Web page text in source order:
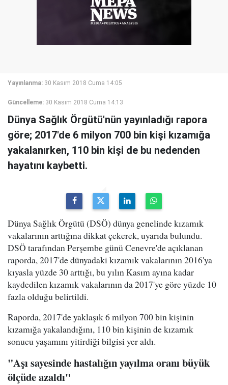
Yayınlanma: 30 Kasım 2018 Cuma 14:05
Güncelleme: 30 Kasım 2018 Cuma 14:13
Dünya Sağlık Örgütü'nün yayınladığı rapora
göre; 2017'de 6 milyon 700 bin kişi kızamığa
yakalanırken, 110 bin kişi de bu nedenden
hayatını kaybetti.
Dünya Sağlık Örgütü (DSÖ) dünya genelinde kızamık
vakalarının arttığına dikkat çekerek, uyarıda bulundu.
DSÖ tarafından Perşembe günü Cenevre'de açıklanan
raporda, 2017'de dünyadaki kızamık vakalarının 2016'ya
kıyasla yüzde 30 arttığı, bu yılın Kasım ayına kadar
kaydedilen kızamık vakalarının da 2017'ye göre yüzde 10
fazla olduğu belirtildi.
Raporda, 2017'de yaklaşık 6 milyon 700 bin kişinin
kızamığa yakalandığını, 110 bin kişinin de kızamık
sonucu yaşamını yitirdiği bilgisi yer aldı.
"Aşı sayesinde hastalığın yayılma oranı büyük
ölçüde azaldı"